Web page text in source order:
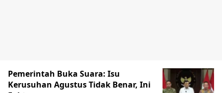
Pemerintah Buka Suara: Isu
Kerusuhan Agustus Tidak Benar, Ini